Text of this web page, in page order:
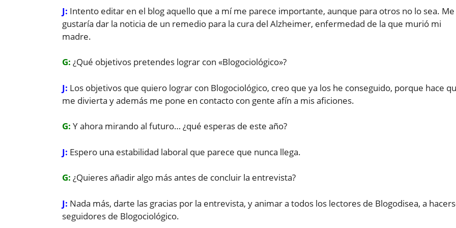
J: Intento editar en el blog aquello que a mí me parece importante, aunque para otros no lo sea. Me
gustaría dar la noticia de un remedio para la cura del Alzheimer, enfermedad de la que murió mi
madre.
G: ¿Qué objetivos pretendes lograr con «Blogociológico»?
J: Los objetivos que quiero lograr con Blogociológico, creo que ya los he conseguido, porque hace
me divierta y además me pone en contacto con gente afín a mis aficiones.
G: Y ahora mirando al futuro… ¿qué esperas de este año?
J: Espero una estabilidad laboral que parece que nunca llega.
G: ¿Quieres añadir algo más antes de concluir la entrevista?
J: Nada más, darte las gracias por la entrevista, y animar a todos los lectores de Blogodisea, a
seguidores de Blogociológico.